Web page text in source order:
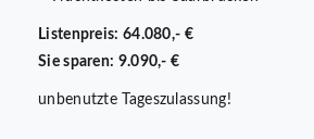
Listenpreis: 64.080,- €
Sie sparen: 9.090,- €
unbenutzte Tageszulassung!